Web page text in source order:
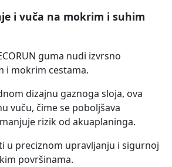
i vuča na mokrim i suhim
guma nudi izvrsno
i mokrim cestama.
dizajnu gaznoga sloja, ova
vuču, čime se poboljšava
rizik od akuaplaninga.
u preciznom upravljanju i sigurnoj
površinama.